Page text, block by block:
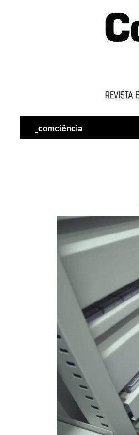
_comciência